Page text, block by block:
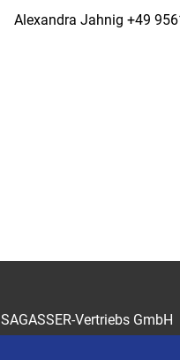
Alexandra Jahnig +49
SAGASSER-Vertriebs GmbH